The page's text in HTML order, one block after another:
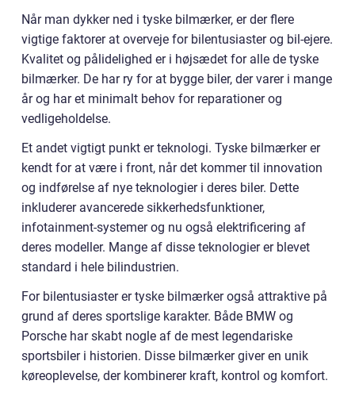
Når man dykker ned i tyske bilmærker, er der flere
vigtige faktorer at overveje for bilentusiaster og bil-ejere.
Kvalitet og pålidelighed er i højsædet for alle de tyske
bilmærker. De har ry for at bygge biler, der varer i mange
år og har et minimalt behov for reparationer og
vedligeholdelse.
Et andet vigtigt punkt er teknologi. Tyske bilmærker er
kendt for at være i front, når det kommer til innovation
og indførelse af nye teknologier i deres biler. Dette
inkluderer avancerede sikkerhedsfunktioner,
infotainment-systemer og nu også elektrificering af
deres modeller. Mange af disse teknologier er blevet
standard i hele bilindustrien.
For bilentusiaster er tyske bilmærker også attraktive på
grund af deres sportslige karakter. Både BMW og
Porsche har skabt nogle af de mest legendariske
sportsbiler i historien. Disse bilmærker giver en unik
køreoplevelse, der kombinerer kraft, kontrol og komfort.